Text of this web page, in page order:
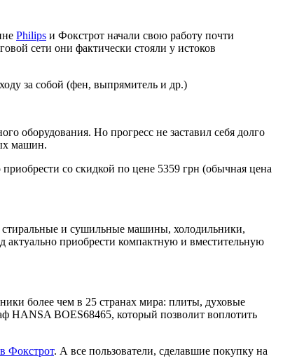
Philips и Фокстрот начали свою работу почти
сети они фактически стояли у истоков
за собой (фен, выпрямитель и др.)
оборудования. Но прогресс не заставил себя долго
машин.
со скидкой по цене 5359 грн (обычная цена
и сушильные машины, холодильники,
приобрести компактную и вместительную
более чем в 25 странах мира: плиты, духовые
HANSA BOES68465, который позволит воплотить
Фокстрот. А все пользователи, сделавшие покупку на